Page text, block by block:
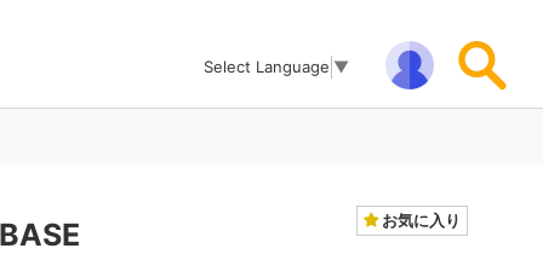
Select Language ▼
お気に入り